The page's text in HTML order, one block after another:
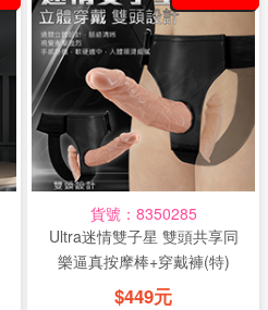
貨號：8350285
Ultra迷情雙子星 雙頭共享同
樂逼真按摩棒+穿戴褲(特)
$449元